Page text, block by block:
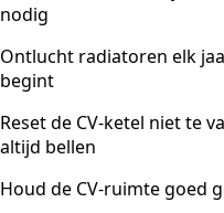
nodig
Ontlucht radiatoren elk
begint
Reset de CV-ketel niet te
altijd bellen
Houd de CV-ruimte goed